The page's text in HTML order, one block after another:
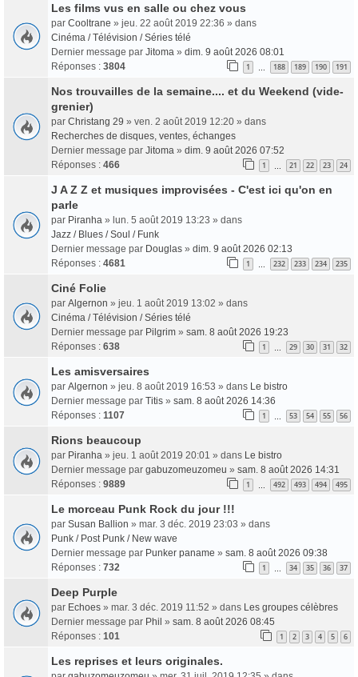
Les films vus en salle ou chez vous
par Cooltrane » jeu. 22 août 2019 22:36 » dans
Cinéma / Télévision / Séries télé
Dernier message par Jitoma » dim. 9 août 2026 08:01
Réponses : 3804 1 188 189 190 191
Nos trouvailles de la semaine.... et du Weekend (vide-
grenier)
par Christang 29 » ven. 2 août 2019 12:20 » dans
Recherches de disques, ventes, échanges
Dernier message par Jitoma » dim. 9 août 2026 07:52
Réponses : 466 1 21 22 23 24
J A Z Z et musiques improvisées - C'est ici qu'on en
parle
par Piranha » lun. 5 août 2019 13:23 » dans
Jazz / Blues / Soul / Funk
Dernier message par Douglas » dim. 9 août 2026 02:13
Réponses : 4681 1 232 233 234 235
Ciné Folie
par Algernon » jeu. 1 août 2019 13:02 » dans
Cinéma / Télévision / Séries télé
Dernier message par Pilgrim » sam. 8 août 2026 19:23
Réponses : 638 1 29 30 31 32
Les amisversaires
par Algernon » jeu. 8 août 2019 16:53 » dans Le bistro
Dernier message par Titis » sam. 8 août 2026 14:36
Réponses : 1107 1 53 54 55 56
Rions beaucoup
par Piranha » jeu. 1 août 2019 20:01 » dans Le bistro
Dernier message par gabuzomeuzomeu » sam. 8 août 2026 14:31
Réponses : 9889 1 492 493 494 495
Le morceau Punk Rock du jour !!!
par Susan Ballion » mar. 3 déc. 2019 23:03 » dans
Punk / Post Punk / New wave
Dernier message par Punker paname » sam. 8 août 2026 09:38
Réponses : 732 1 34 35 36 37
Deep Purple
par Echoes » mar. 3 déc. 2019 11:52 » dans Les groupes célèbres
Dernier message par Phil » sam. 8 août 2026 08:45
Réponses : 101 1 2 3 4 5 6
Les reprises et leurs originales.